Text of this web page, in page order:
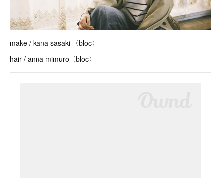
make / kana sasaki 〈bloc〉
hair / anna mimuro〈bloc〉